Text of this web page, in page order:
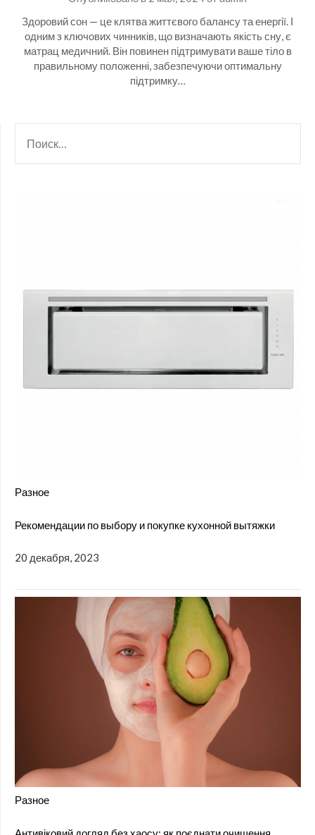
Здоровий сон — це клятва життєвого балансу та енергії. І
одним з ключових чинників, що визначають якість сну, є
матрац медичний. Він повинен підтримувати ваше тіло в
правильному положенні, забезпечуючи оптимальну
підтримку…
Разное
Рекомендации по выбору и покупке кухонной вытяжки
20 декабря, 2023
Разное